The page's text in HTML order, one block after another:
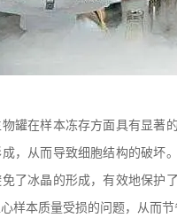
在样本冻存方面具有显著的
，从而导致细胞结构的破坏
了冰晶的形成，有效地保护
样本质量受损的问题，从而节